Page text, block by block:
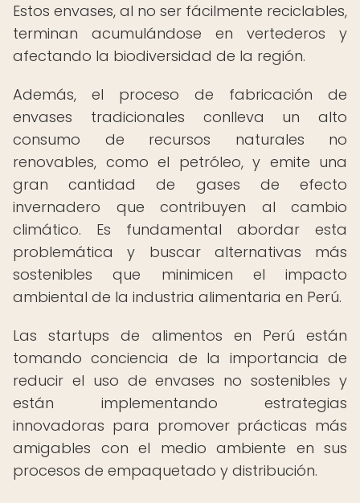
Estos envases, al no ser fácilmente reciclables,
terminan acumulándose en vertederos y
afectando la biodiversidad de la región.
Además, el proceso de fabricación de
envases tradicionales conlleva un alto
consumo de recursos naturales no
renovables, como el petróleo, y emite una
gran cantidad de gases de efecto
invernadero que contribuyen al cambio
climático. Es fundamental abordar esta
problemática y buscar alternativas más
sostenibles que minimicen el impacto
ambiental de la industria alimentaria en Perú.
Las startups de alimentos en Perú están
tomando conciencia de la importancia de
reducir el uso de envases no sostenibles y
están implementando estrategias
innovadoras para promover prácticas más
amigables con el medio ambiente en sus
procesos de empaquetado y distribución.